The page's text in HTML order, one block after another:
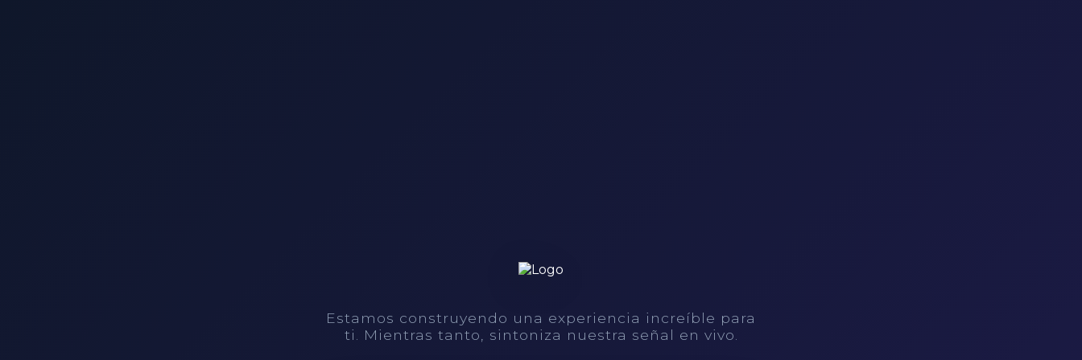
Estamos construyendo una experiencia increíble para
ti. Mientras tanto, sintoniza nuestra señal en vivo.